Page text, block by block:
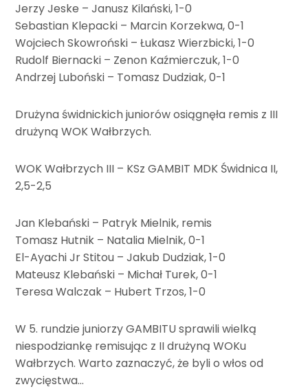
Jerzy Jeske – Janusz Kilański, 1-0
Sebastian Klepacki – Marcin Korzekwa, 0-1
Wojciech Skowroński – Łukasz Wierzbicki, 1-0
Rudolf Biernacki – Zenon Kaźmierczuk, 1-0
Andrzej Luboński – Tomasz Dudziak, 0-1
Drużyna świdnickich juniorów osiągnęła remis z III
drużyną WOK Wałbrzych.
WOK Wałbrzych III – KSz GAMBIT MDK Świdnica II,
2,5-2,5
Jan Klebański – Patryk Mielnik, remis
Tomasz Hutnik – Natalia Mielnik, 0-1
El-Ayachi Jr Stitou – Jakub Dudziak, 1-0
Mateusz Klebański – Michał Turek, 0-1
Teresa Walczak – Hubert Trzos, 1-0
W 5. rundzie juniorzy GAMBITU sprawili wielką
niespodziankę remisując z II drużyną WOKu
Wałbrzych. Warto zaznaczyć, że byli o włos od
zwycięstwa…